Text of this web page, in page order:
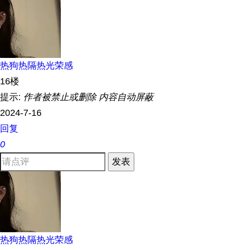
热狗热隔热光荣感
16楼
提示: 作者被禁止或删除 内容自动屏蔽
2024-7-16
回复
0
发表
热狗热隔热光荣感